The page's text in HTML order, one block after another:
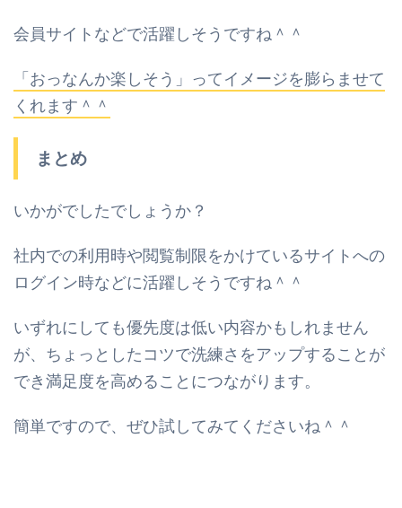
会員サイトなどで活躍しそうですね＾＾
「おっなんか楽しそう」ってイメージを膨らませて
くれます＾＾
まとめ
いかがでしたでしょうか？
社内での利用時や閲覧制限をかけているサイトへの
ログイン時などに活躍しそうですね＾＾
いずれにしても優先度は低い内容かもしれません
が、 ちょっとしたコツで洗練さをアップすることが
でき満足度を高めることにつながります。
簡単ですので、ぜひ試してみてくださいね＾＾